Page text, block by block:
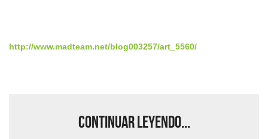
http://www.madteam.net/blog003257/art_5560/
Continuar leyendo...